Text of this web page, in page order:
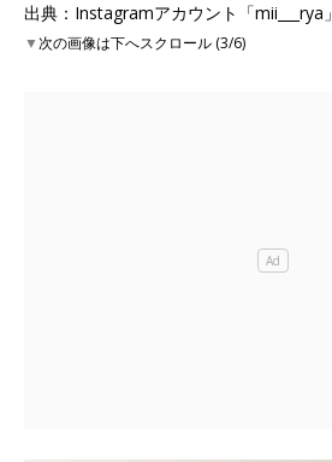
出典：Instagramアカウント「mii___rya」
▼次の画像は下へスクロール (3/6)